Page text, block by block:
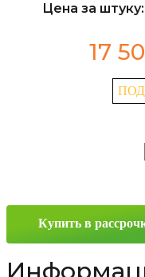
Цена за штуку:
17
ПОД
Купить в